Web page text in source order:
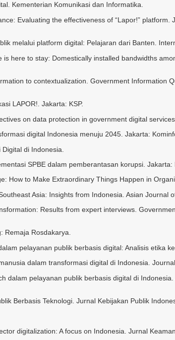
Kementerian Komunikasi dan Informatika.
Evaluating the effectiveness of “Lapor!” platform.
melalui platform digital: Pelajaran dari Banten.
here to stay: Domestically installed bandwidths
to contextualization. Government Information
LAPOR!. Jakarta: KSP.
on data protection in government digital
digital Indonesia menuju 2045. Jakarta:
di Indonesia.
SPBE dalam pemberantasan korupsi. Jakarta:
How to Make Extraordinary Things Happen in
Asia: Insights from Indonesia. Asian Journal
Results from expert interviews.
Remaja Rosdakarya.
pelayanan publik berbasis digital: Analisis etika
dalam transformasi digital di Indonesia.
dalam pelayanan publik berbasis digital di
Berbasis Teknologi. Jurnal Kebijakan Publik
digitalization: A focus on Indonesia. Jurnal